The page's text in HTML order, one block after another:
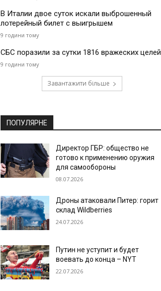
В Италии двое суток искали выброшенный
лотерейный билет с выигрышем
9 години тому
СБС поразили за сутки 1816 вражеских целей
9 години тому
Завантажити більше
ПОПУЛЯРНЕ
Директор ГБР: общество не
готово к применению оружия
для самообороны
08.07.2026
Дроны атаковали Питер: горит
склад Wildberries
24.07.2026
Путин не уступит и будет
воевать до конца – NYT
22.07.2026